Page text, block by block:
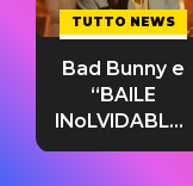
TUTTO NEWS
Bad Bunny e
“BAILE
INoLVIDABLE”:
testo,